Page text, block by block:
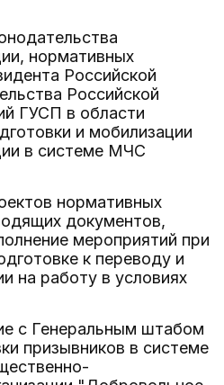
нормативных
Российской
Российской
ГУСП в области
и мобилизации
в системе МЧС
нормативных
документов,
мероприятий при
к переводу и
на работу в условиях
с Генеральным штабом
призывников в системе